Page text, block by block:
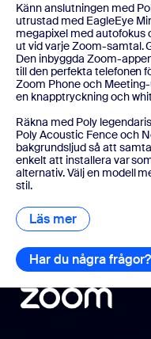
Känn anslutningen med
utrustad med EagleEye
megapixel med autofokus
ut vid varje Zoom-samtal.
Den inbyggda Zoom-
till den perfekta telefonen
Zoom Phone och
en knapptryckning och
Räkna med Poly
Poly Acoustic Fence och
bakgrundsljud så att
enkelt att installera var
alternativ. Välj en modell
stil.
Läs mer Läs mer
Har du några